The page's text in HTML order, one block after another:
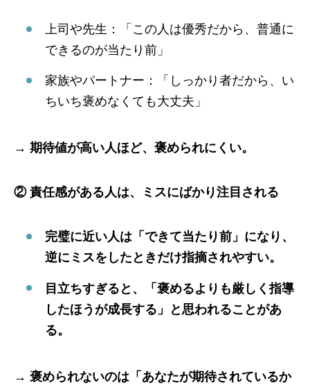
上司や先生：「この人は優秀だから、普通に
できるのが当たり前」
家族やパートナー：「しっかり者だから、い
ちいち褒めなくても大丈夫」
→ 期待値が高い人ほど、褒められにくい。
② 責任感がある人は、ミスにばかり注目される
完璧に近い人は「できて当たり前」になり、
逆にミスをしたときだけ指摘されやすい。
目立ちすぎると、「褒めるよりも厳しく指導
したほうが成長する」と思われることがあ
る。
→ 褒められないのは「あなたが期待されているか